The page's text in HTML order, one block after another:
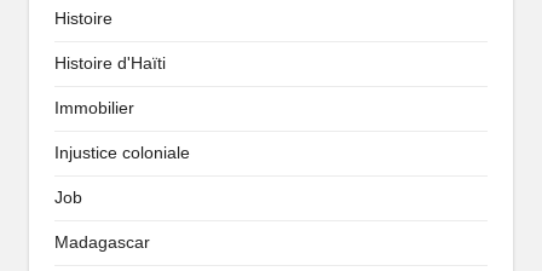
Histoire
Histoire d'Haïti
Immobilier
Injustice coloniale
Job
Madagascar